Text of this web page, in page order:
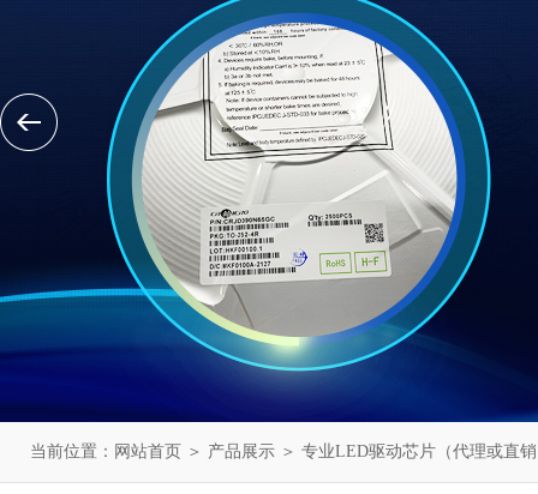
当前位置： 网站首页 ＞ 产品展示 ＞ 专业LED驱动芯片（代理或直